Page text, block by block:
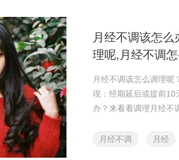
月经不调该怎
理呢,月经不调
月经不调该怎么调理呢
现：经期延后或提前10
办？来看看调理月经不
月经不调 月经